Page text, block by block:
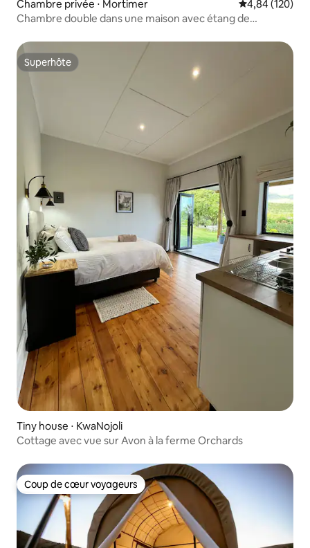
Chambre privée ⋅ Mortimer Évaluation
4,84 (120)
Chambre double dans une maison avec étang de
Superhôte
Superhôte
Tiny house ⋅ KwaNojoli
Cottage avec vue sur Avon à la ferme Orchards
Coup de cœur voyageurs
Coup de cœur voyageurs